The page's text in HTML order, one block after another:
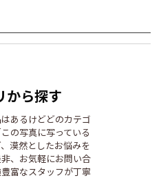
から探す
はあるけどどのカテゴ
の写真に写っている
漠然としたお悩みを
、お気軽にお問い合
富なスタッフが丁寧